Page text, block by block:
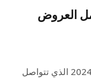
العروض
جذبت حديقة الأمير ماجد مرتادي موسم جدة 2024 الذي تتواصل